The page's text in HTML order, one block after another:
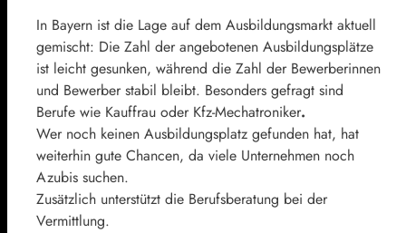
In Bayern ist die Lage auf dem Ausbildungsmarkt aktuell
gemischt: Die Zahl der angebotenen Ausbildungsplätze
ist leicht gesunken, während die Zahl der Bewerberinnen
und Bewerber stabil bleibt. Besonders gefragt sind
Berufe wie Kauffrau oder Kfz-Mechatroniker.
Wer noch keinen Ausbildungsplatz gefunden hat, hat
weiterhin gute Chancen, da viele Unternehmen noch
Azubis suchen.
Zusätzlich unterstützt die Berufsberatung bei der
Vermittlung.